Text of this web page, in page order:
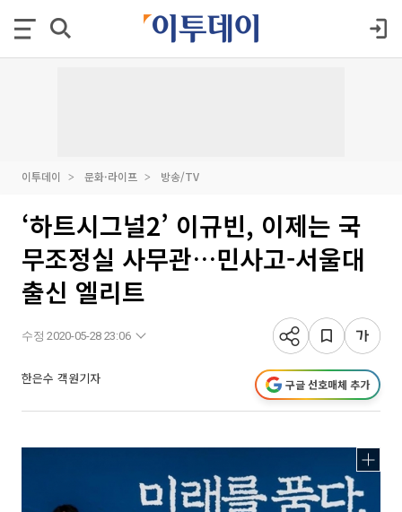
이투데이 문화·라이프 방송/TV
‘하트시그널2’ 이규빈, 이제는 국
무조정실 사무관…민사고-서울대
출신 엘리트
수정 2020-05-28 23:06
한은수 객원기자 구글 선호매체 추가